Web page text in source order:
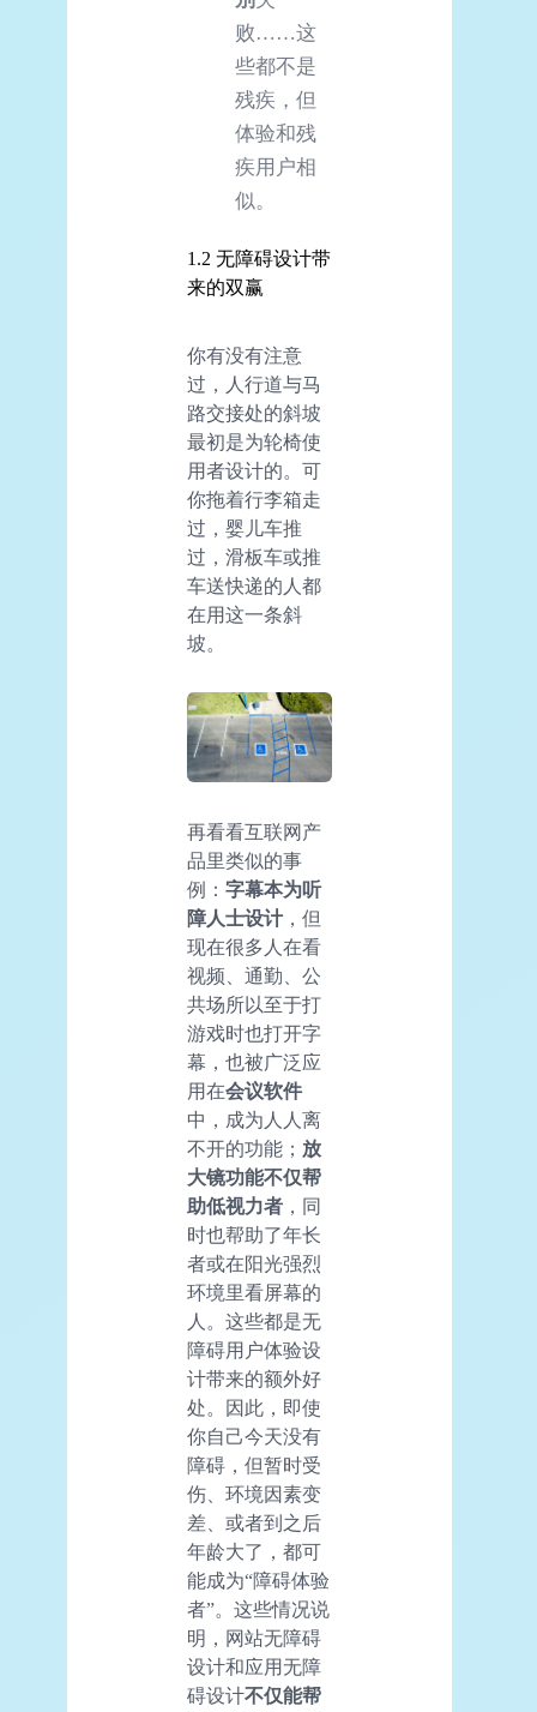
败……这
些都不是
残疾，但
体验和残
疾用户相
似。
1.2 无障碍设计带
来的双赢
你有没有注意
过，人行道与马
路交接处的斜坡
最初是为轮椅使
用者设计的。可
你拖着行李箱走
过，婴儿车推
过，滑板车或推
车送快递的人都
在用这一条斜
坡。
再看看互联网产
品里类似的事
例： 字幕本为听
障人士设计，但
现在很多人在看
视频、通勤、公
共场所以至于打
游戏时也打开字
幕，也被广泛应
用在会议软件
中，成为人人离
不开的功能； 放
大镜功能不仅帮
助低视力者 ，同
时也帮助了年长
者或在阳光强烈
环境里看屏幕的
人。这些都是无
障碍用户体验设
计带来的额外好
处。因此，即使
你自己今天没有
障碍，但暂时受
伤、环境因素变
差、或者到之后
年龄大了，都可
能成为“障碍体验
者”。这些情况说
明，网站无障碍
设计和应用无障
碍设计不仅能帮